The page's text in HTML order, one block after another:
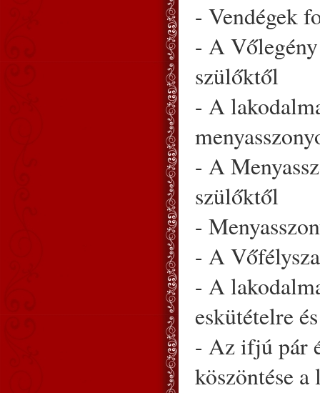
- Vendégek
- A Vőlegény
szülőktől
- A
- A
szülőktől
-
- A
- A
eskütételre
- Az ifjú pár
köszöntése